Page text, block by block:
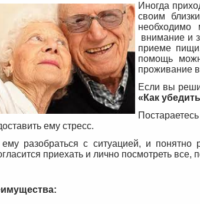
Иногда
своим
внимание и
приеме
помощь
проживание
Если вы
«Как
ему стресс.
ему разобраться с ситуацией, и
приехать и лично посмотреть